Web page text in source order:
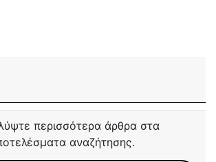
περισσότερα άρθρα στα
αναζήτησης.